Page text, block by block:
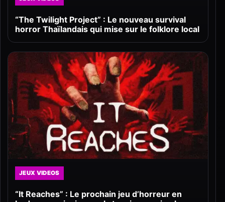
“The Twilight Project” : Le nouveau survival
horror Thaïlandais qui mise sur le folklore local
JEUX VIDEOS
“It Reaches” : Le prochain jeu d’horreur en